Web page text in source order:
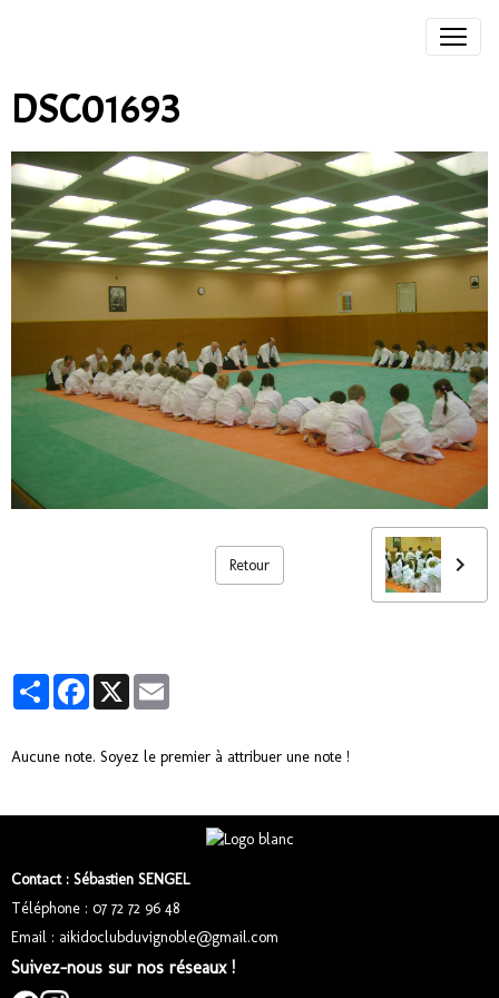
DSC01693
Retour
PartagerFacebook
X
Aucune note. Soyez le premier à attribuer une note !
Contact : Sébastien SENGEL
Téléphone : 07 72 72 96 48
Email : aikidoclubduvignoble@gmail.com
Suivez-nous sur nos réseaux !